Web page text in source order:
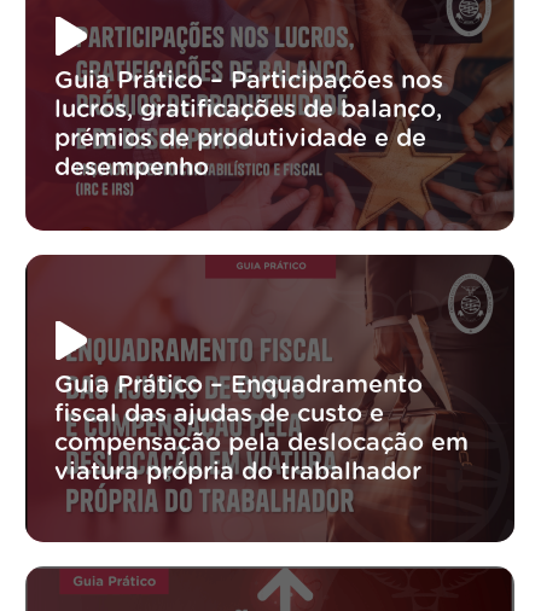
Guia Prático – Participações nos
lucros, gratificações de balanço,
prémios de produtividade e de
desempenho
Guia Prático – Enquadramento
fiscal das ajudas de custo e
compensação pela deslocação em
viatura própria do trabalhador